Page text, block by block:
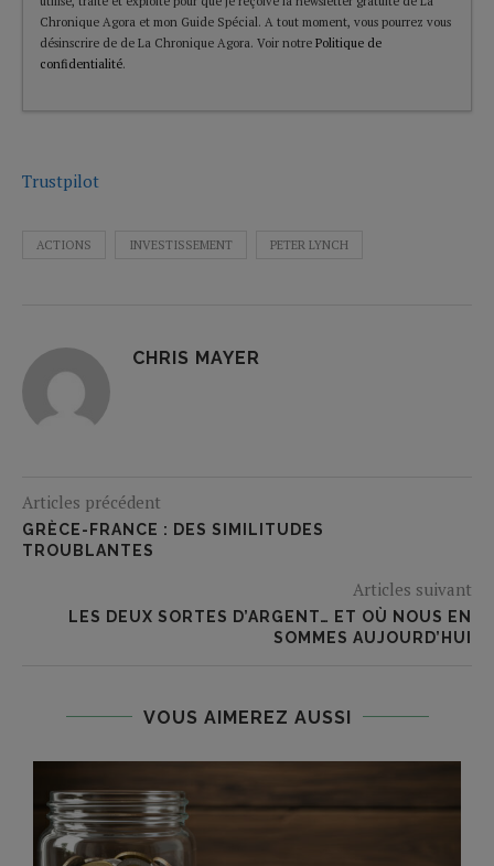
Chronique Agora et mon Guide Spécial. A tout moment, vous pourrez vous
désinscrire de de La Chronique Agora. Voir notre Politique de
confidentialité.
Trustpilot
ACTIONS INVESTISSEMENT PETER LYNCH
CHRIS MAYER
Articles précédent
GRÈCE-FRANCE : DES SIMILITUDES
TROUBLANTES
Articles suivant
LES DEUX SORTES D’ARGENT… ET OÙ NOUS EN
SOMMES AUJOURD’HUI
VOUS AIMEREZ AUSSI